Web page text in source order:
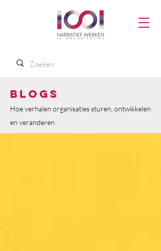
Blogs
Hoe verhalen organisaties sturen, ontwikkelen
en veranderen